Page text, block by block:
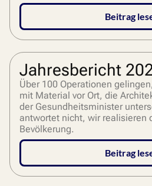
Beitrag
Jahresbericht
Über 100 Operationen
mit Material vor Ort, die
der Gesundheitsminister
antwortet nicht, wir realisieren
Bevölkerung.
Beitrag